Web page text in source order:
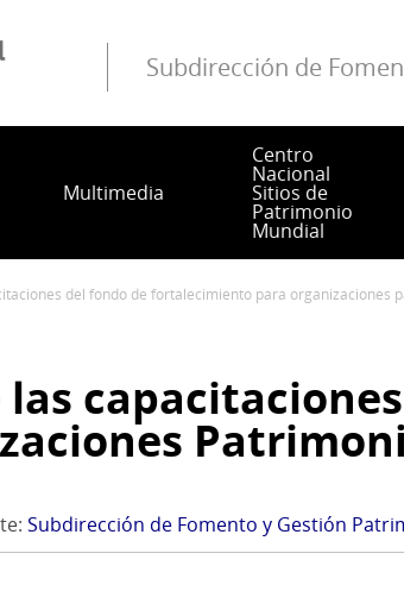
Subdirección de
Multimedia
Centro
Nacional
Sitios de
Patrimonio
Mundial
del fondo de fortalecimiento para organizaciones
Subdirección de Fomento y Gestión